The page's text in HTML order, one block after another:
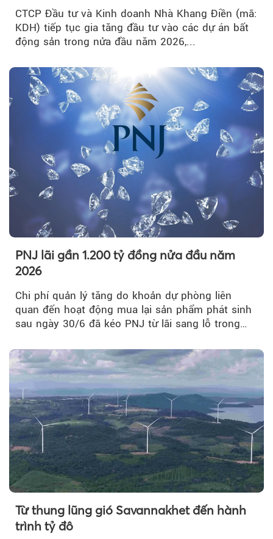
CTCP Đầu tư và Kinh doanh Nhà Khang Điền (mã:
KDH) tiếp tục gia tăng đầu tư vào các dự án bất
động sản trong nửa đầu năm 2026,...
PNJ lãi gần 1.200 tỷ đồng nửa đầu năm
2026
Chi phí quản lý tăng do khoản dự phòng liên
quan đến hoạt động mua lại sản phẩm phát sinh
sau ngày 30/6 đã kéo PNJ từ lãi sang lỗ trong
Từ thung lũng gió Savannakhet đến hành
trình tỷ đô